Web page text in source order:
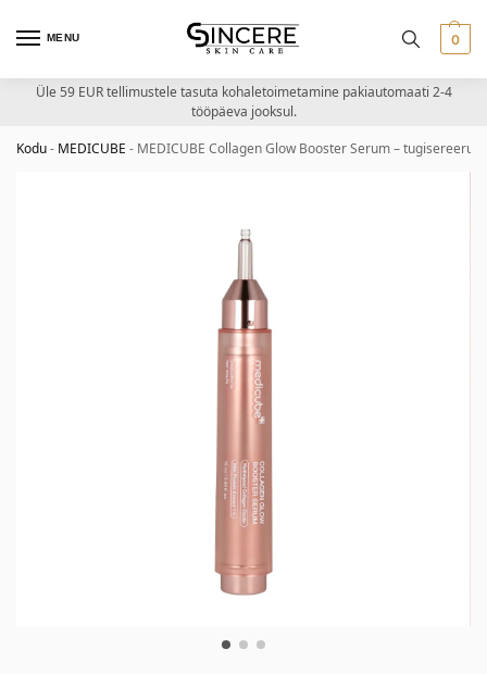
MENU 0
Üle 59 EUR tellimustele tasuta kohaletoimetamine pakiautomaati 2-4
tööpäeva jooksul.
Kodu- MEDICUBE - MEDICUBE Collagen Glow Booster Serum –